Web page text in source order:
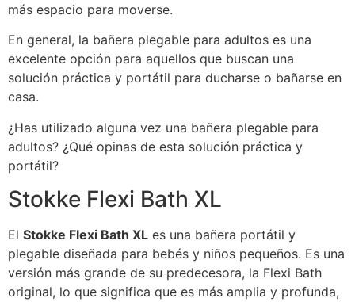
más espacio para moverse.
En general, la bañera plegable para adultos es una
excelente opción para aquellos que buscan una
solución práctica y portátil para ducharse o bañarse en
casa.
¿Has utilizado alguna vez una bañera plegable para
adultos? ¿Qué opinas de esta solución práctica y
portátil?
Stokke Flexi Bath XL
El Stokke Flexi Bath XL es una bañera portátil y
plegable diseñada para bebés y niños pequeños. Es una
versión más grande de su predecesora, la Flexi Bath
original, lo que significa que es más amplia y profunda,